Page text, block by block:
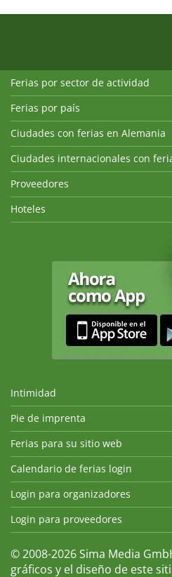
Ferias por sector de actividad
Ferias por país
Ciudades con ferias en Alemania
Ciudades internacionales con
Proveedores
Hoteles
Intimidad
Pie de imprenta
Ferias para su sitio web
Calendario de ferias login
Login para organizadores
Login para proveedores
© 2008-2026 Sima Media
gráficos y el diseño de este